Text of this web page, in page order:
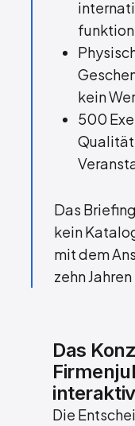
kein
500
Das
kein
mit dem
zehn
Das
Die